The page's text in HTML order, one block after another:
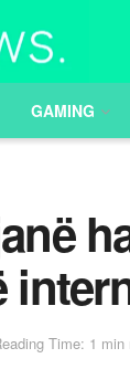
GAMING
Time: 1 min